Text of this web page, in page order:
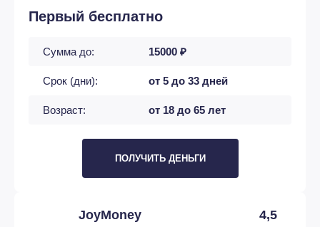
Первый бесплатно
Сумма до: 15000 ₽
Срок (дни): от 5 до 33 дней
Возраст: от 18 до 65 лет
ПОЛУЧИТЬ ДЕНЬГИ
JoyMoney 4,5